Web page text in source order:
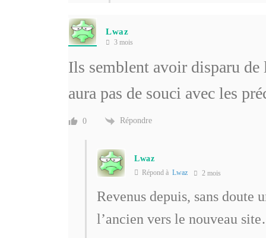
Lwaz
3 mois
Ils semblent avoir disparu de
aura pas de souci avec les
0 Répondre
Lwaz
Répond à Lwaz 2 mois
Revenus depuis, sans doute
l’ancien vers le nouveau